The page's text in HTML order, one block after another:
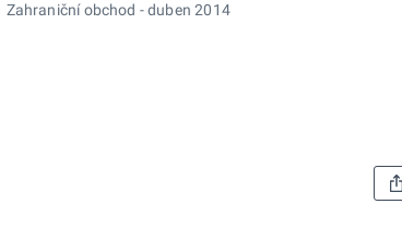
Zahraniční obchod - duben 2014